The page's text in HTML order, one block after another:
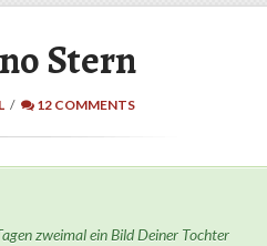
Stern
12 COMMENTS
zweimal ein Bild Deiner Tochter